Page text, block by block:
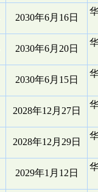
2030年6月16日
2030年6月20日
2030年6月15日
2028年12月27日
2028年12月29日
2029年1月12日